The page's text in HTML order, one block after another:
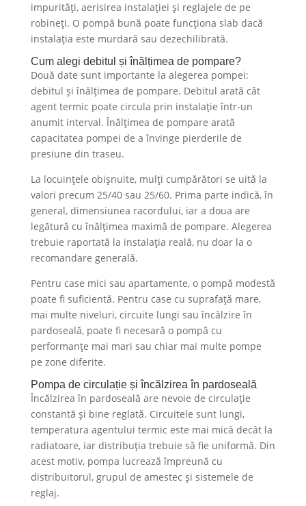
impurități, aerisirea instalației și reglajele de pe
robineți. O pompă bună poate funcționa slab dacă
instalația este murdară sau dezechilibrată.
Cum alegi debitul și înălțimea de pompare?
Două date sunt importante la alegerea pompei:
debitul și înălțimea de pompare. Debitul arată cât
agent termic poate circula prin instalație într-un
anumit interval. Înălțimea de pompare arată
capacitatea pompei de a învinge pierderile de
presiune din traseu.
La locuințele obișnuite, mulți cumpărători se uită la
valori precum 25/40 sau 25/60. Prima parte indică, în
general, dimensiunea racordului, iar a doua are
legătură cu înălțimea maximă de pompare. Alegerea
trebuie raportată la instalația reală, nu doar la o
recomandare generală.
Pentru case mici sau apartamente, o pompă modestă
poate fi suficientă. Pentru case cu suprafață mare,
mai multe niveluri, circuite lungi sau încălzire în
pardoseală, poate fi necesară o pompă cu
performanțe mai mari sau chiar mai multe pompe
pe zone diferite.
Pompa de circulație și încălzirea în pardoseală
Încălzirea în pardoseală are nevoie de circulație
constantă și bine reglată. Circuitele sunt lungi,
temperatura agentului termic este mai mică decât la
radiatoare, iar distribuția trebuie să fie uniformă. Din
acest motiv, pompa lucrează împreună cu
distribuitorul, grupul de amestec și sistemele de
reglaj.